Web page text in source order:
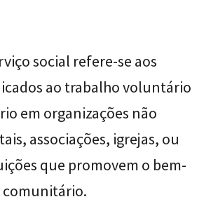
social refere-se aos
ao trabalho voluntário
em organizações não
associações, igrejas, ou
que promovem o bem-
comunitário.